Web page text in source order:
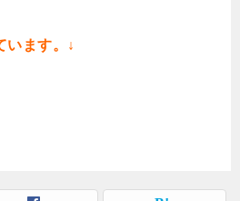
います。↓